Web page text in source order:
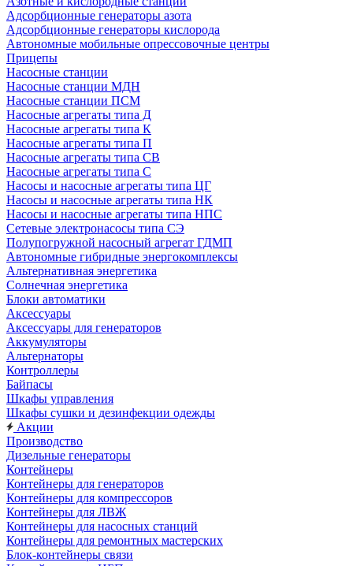
Адсорбционные генераторы азота
Адсорбционные генераторы кислорода
Автономные мобильные опрессовочные центры
Прицепы
Насосные станции
Насосные станции МДН
Насосные станции ПСМ
Насосные агрегаты типа Д
Насосные агрегаты типа К
Насосные агрегаты типа П
Насосные агрегаты типа СВ
Насосные агрегаты типа С
Насосы и насосные агрегаты типа ЦГ
Насосы и насосные агрегаты типа НК
Насосы и насосные агрегаты типа НПС
Сетевые электронасосы типа СЭ
Полупогружной насосный агрегат ГДМП
Автономные гибридные энергокомплексы
Альтернативная энергетика
Солнечная энергетика
Блоки автоматики
Аксессуары
Аксессуары для генераторов
Аккумуляторы
Альтернаторы
Контроллеры
Байпасы
Шкафы управления
Шкафы сушки и дезинфекции одежды
Акции
Производство
Дизельные генераторы
Контейнеры
Контейнеры для генераторов
Контейнеры для компрессоров
Контейнеры для ЛВЖ
Контейнеры для насосных станций
Контейнеры для ремонтных мастерских
Блок-контейнеры связи